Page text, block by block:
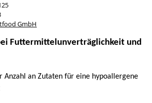
GmbH
Futtermittelunverträglichkeit und
Anzahl an Zutaten für eine hypoallergene